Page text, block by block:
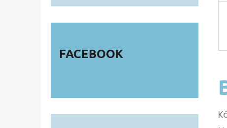
FACEBOOK